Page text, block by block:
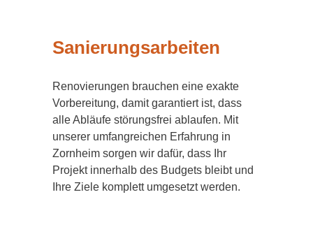
Sanierungsarbeiten
Renovierungen brauchen eine exakte
Vorbereitung, damit garantiert ist, dass
alle Abläufe störungsfrei ablaufen. Mit
unserer umfangreichen Erfahrung in
Zornheim sorgen wir dafür, dass Ihr
Projekt innerhalb des Budgets bleibt und
Ihre Ziele komplett umgesetzt werden.